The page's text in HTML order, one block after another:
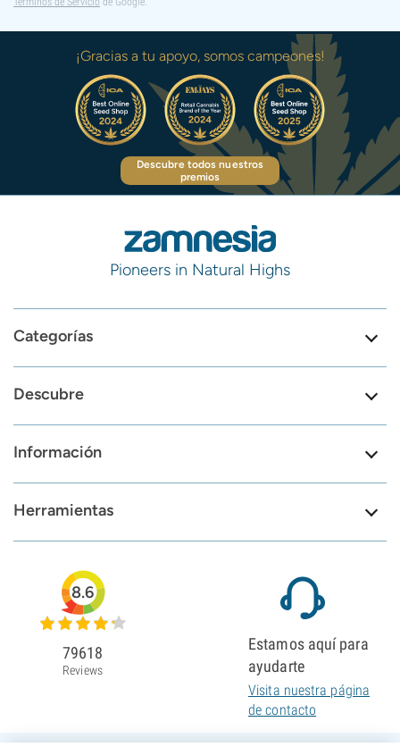
¡Gracias a tu apoyo, somos campeones!
Descubre todos nuestros
premios
Pioneers in Natural Highs
Categorías
Descubre
Información
Herramientas
8.6
79618
Reviews
Estamos aquí para
ayudarte
Visita nuestra página
de contacto